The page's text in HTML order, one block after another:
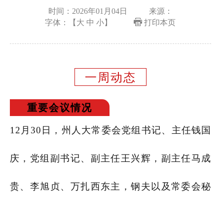
时间：2026年01月04日
来源：
字体：【 大 中 小】 打印本页
一周动态
重要会议情况
12月30日，州人大常委会党组书记、主任钱国
庆，党组副书记、副主任王兴辉，副主任马成
贵、李旭贞、万扎西东主，钢夫以及常委会秘